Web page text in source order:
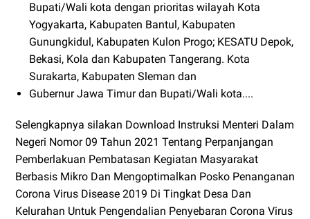
Bupati/Wali kota dengan prioritas wilayah Kota
Yogyakarta, Kabupaten Bantul, Kabupaten
Gunungkidul, Kabupaten Kulon Progo; KESATU Depok,
Bekasi, Kola dan Kabupaten Tangerang. Kota
Surakarta, Kabupaten Sleman dan
Gubernur Jawa Timur dan Bupati/Wali kota....
Selengkapnya silakan Download Instruksi Menteri Dalam
Negeri Nomor 09 Tahun 2021 Tentang Perpanjangan
Pemberlakuan Pembatasan Kegiatan Masyarakat
Berbasis Mikro Dan Mengoptimalkan Posko Penanganan
Corona Virus Disease 2019 Di Tingkat Desa Dan
Kelurahan Untuk Pengendalian Penyebaran Corona Virus